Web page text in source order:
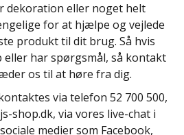
dekoration eller noget helt
for at hjælpe og vejlede
produkt til dit brug. Så hvis
har spørgsmål, så kontakt
os til at høre fra dig.
via telefon 52 700 500,
shop.dk, via vores live-chat i
medier som Facebook,